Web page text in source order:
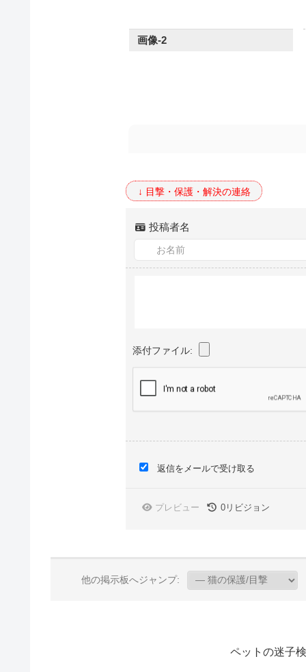
画像-2
投稿者名
添付ファイル:
返信をメールで受け取る
プレビュー 0リビジョン
他の掲示板へジャンプ:
ペットの迷子